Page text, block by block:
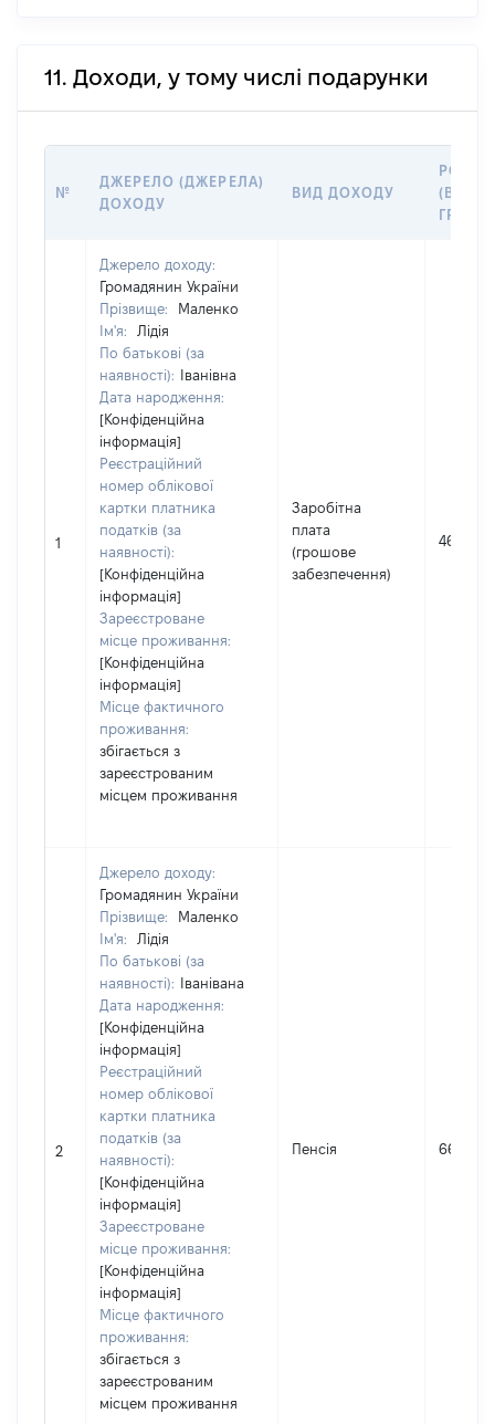
11. Доходи, у тому числі подарунки
№
ДЖЕРЕЛО (ДЖЕРЕЛА)
ДОХОДУ
ВИД ДОХОДУ
ГРН
1
Джерело доходу:
Громадянин України
Прізвище:
Маленко
Ім'я:
Лідія
По батькові (за
наявності):
Іванівна
Дата народження:
[Конфіденційна
інформація]
Реєстраційний
номер облікової
картки платника
податків (за
наявності):
[Конфіденційна
інформація]
Зареєстроване
місце проживання:
[Конфіденційна
інформація]
Місце фактичного
проживання:
збігається з
зареєстрованим
місцем проживання
Заробітна
плата
(грошове
забезпечення)
466187
2
Джерело доходу:
Громадянин України
Прізвище:
Маленко
Ім'я:
Лідія
По батькові (за
наявності):
Іванівана
Дата народження:
[Конфіденційна
інформація]
Реєстраційний
номер облікової
картки платника
податків (за
наявності):
[Конфіденційна
інформація]
Зареєстроване
місце проживання:
[Конфіденційна
інформація]
Місце фактичного
проживання:
збігається з
зареєстрованим
місцем проживання
Пенсія 66200